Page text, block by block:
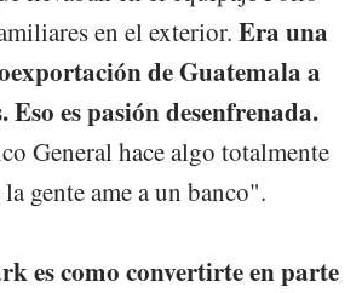
en el exterior. Era una
de Guatemala a
Eso es pasión desenfrenada.
General hace algo totalmente
gente ame a un banco".
es como convertirte en parte